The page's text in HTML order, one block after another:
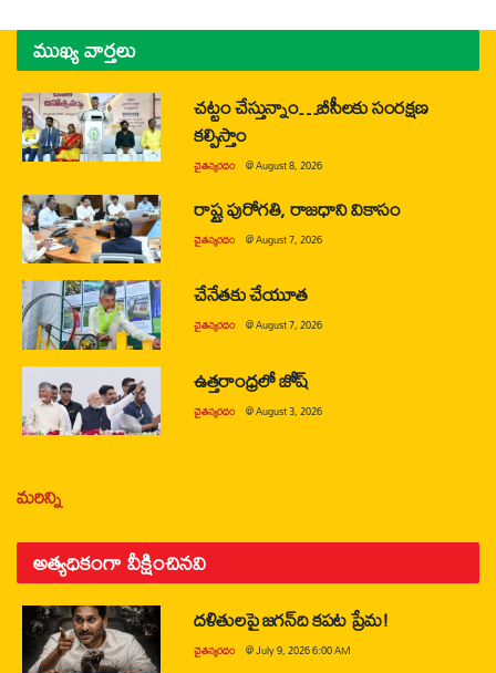
ముఖ్య వార్తలు
చట్టం చేస్తున్నాం…బీసీలకు సంరక్షణ
కల్పిస్తాం
చైతన్యరధం @August 8, 2026
రాష్ట్ర పురోగతి, రాజధాని వికాసం
చైతన్యరధం @August 7, 2026
చేనేతకు చేయూత
చైతన్యరధం @August 7, 2026
ఉత్తరాంధ్రలో జోష్
చైతన్యరధం @August 3, 2026
మరిన్ని
అత్యధికంగా వీక్షించినవి
దళితులపై జగన్‌ది కపట ప్రేమ!
చైతన్యరధం @July 9, 2026 6:00 AM